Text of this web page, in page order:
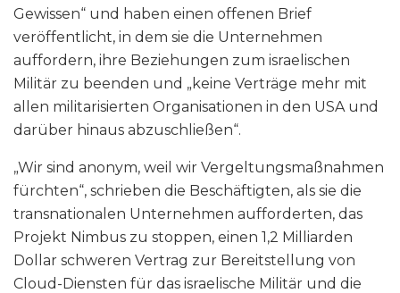
Gewissen“ und haben einen offenen Brief
veröffentlicht, in dem sie die Unternehmen
auffordern, ihre Beziehungen zum israelischen
Militär zu beenden und „keine Verträge mehr mit
allen militarisierten Organisationen in den USA und
darüber hinaus abzuschließen“.
„Wir sind anonym, weil wir Vergeltungsmaßnahmen
fürchten“, schrieben die Beschäftigten, als sie die
transnationalen Unternehmen aufforderten, das
Projekt Nimbus zu stoppen, einen 1,2 Milliarden
Dollar schweren Vertrag zur Bereitstellung von
Cloud-Diensten für das israelische Militär und die